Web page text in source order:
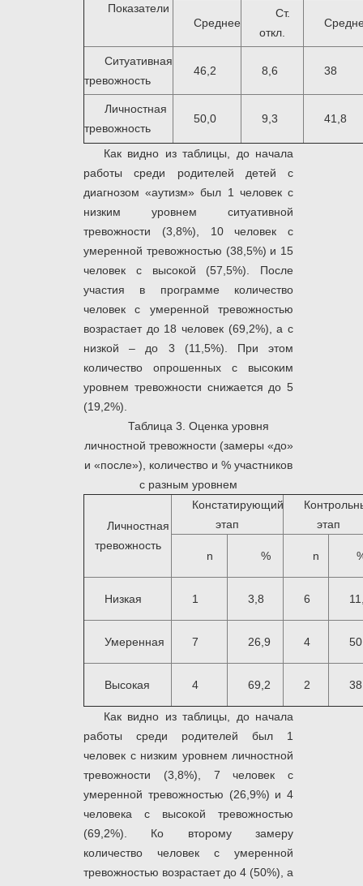
Показатели
Среднее
Ст.
откл.
Ситуативная
тревожность
46,2 8,6 38
Личностная
тревожность
50,0 9,3 41,8
Как видно из таблицы, до начала
работы среди родителей детей с
диагнозом «аутизм» был 1 человек с
низким уровнем ситуативной
тревожности (3,8%), 10 человек с
умеренной тревожностью (38,5%) и 15
человек с высокой (57,5%). После
участия в программе количество
человек с умеренной тревожностью
возрастает до 18 человек (69,2%), а с
низкой – до 3 (11,5%). При этом
количество опрошенных с высоким
уровнем тревожности снижается до 5
(19,2%).
Таблица 3. Оценка уровня
личностной тревожности (замеры «до»
и «после»), количество и % участников
с разным уровнем
Личностная
тревожность
Констатирующий
этап
этап
n % n
Низкая 1 3,8 6
Умеренная 7 26,9 4
Высокая 4 69,2 2
Как видно из таблицы, до начала
работы среди родителей был 1
человек с низким уровнем личностной
тревожности (3,8%), 7 человек с
умеренной тревожностью (26,9%) и 4
человека с высокой тревожностью
(69,2%). Ко второму замеру
количество человек с умеренной
тревожностью возрастает до 4 (50%), а